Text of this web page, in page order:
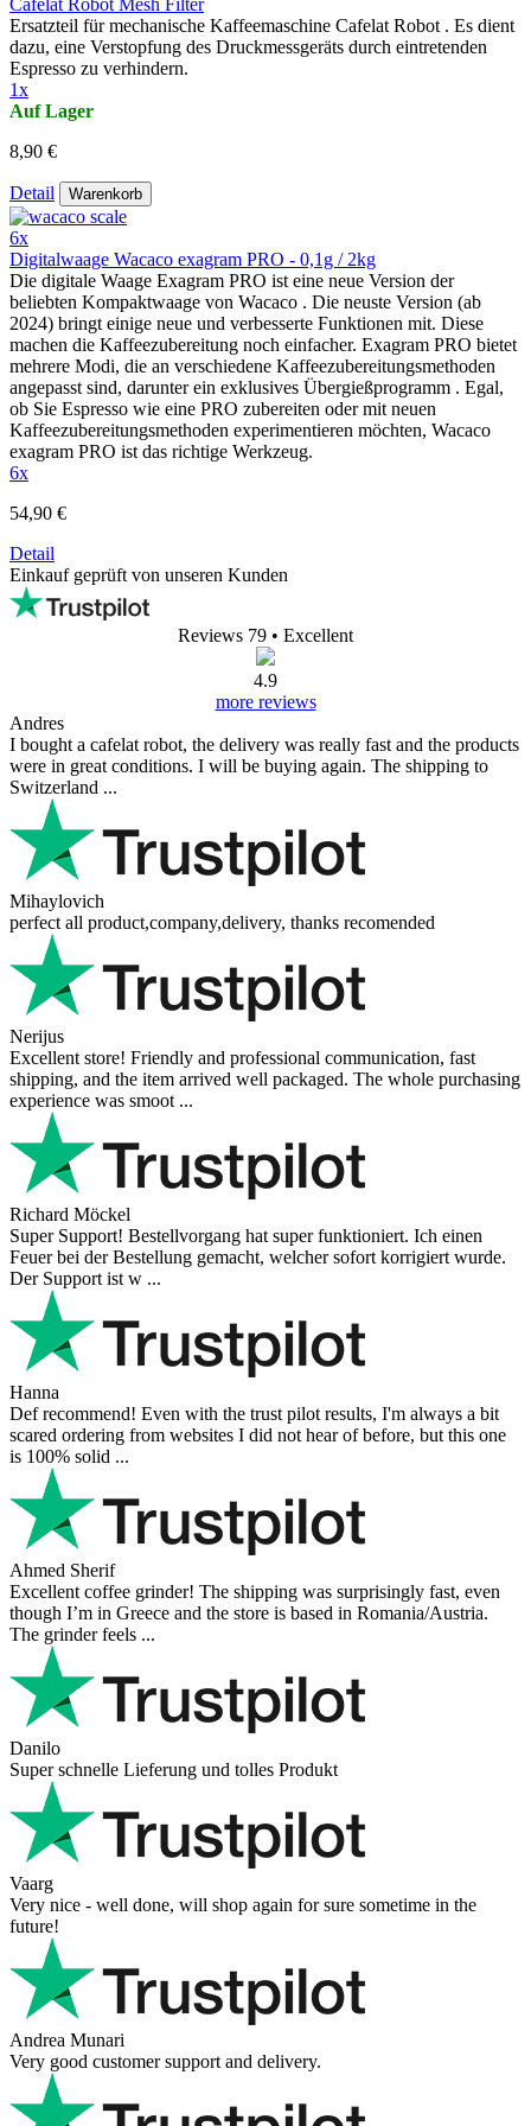
Cafelat Robot Mesh Filter
Ersatzteil für mechanische Kaffeemaschine Cafelat Robot . Es dient
dazu, eine Verstopfung des Druckmessgeräts durch eintretenden
Espresso zu verhindern.
1x
Auf Lager
8,90 €
Detail Warenkorb
6x
Digitalwaage Wacaco exagram PRO - 0,1g / 2kg
Die digitale Waage Exagram PRO ist eine neue Version der
beliebten Kompaktwaage von Wacaco . Die neuste Version (ab
2024) bringt einige neue und verbesserte Funktionen mit. Diese
machen die Kaffeezubereitung noch einfacher. Exagram PRO bietet
mehrere Modi, die an verschiedene Kaffeezubereitungsmethoden
angepasst sind, darunter ein exklusives Übergießprogramm . Egal,
ob Sie Espresso wie eine PRO zubereiten oder mit neuen
Kaffeezubereitungsmethoden experimentieren möchten, Wacaco
exagram PRO ist das richtige Werkzeug.
6x
54,90 €
Detail
Einkauf geprüft von unseren Kunden
Reviews 79 • Excellent
4.9
more reviews
Andres
I bought a cafelat robot, the delivery was really fast and the products
were in great conditions. I will be buying again. The shipping to
Switzerland ...
Mihaylovich
perfect all product,company,delivery, thanks recomended
Nerijus
Excellent store! Friendly and professional communication, fast
shipping, and the item arrived well packaged. The whole purchasing
experience was smoot ...
Richard Möckel
Super Support! Bestellvorgang hat super funktioniert. Ich einen
Feuer bei der Bestellung gemacht, welcher sofort korrigiert wurde.
Der Support ist w ...
Hanna
Def recommend! Even with the trust pilot results, I'm always a bit
scared ordering from websites I did not hear of before, but this one
is 100% solid ...
Ahmed Sherif
Excellent coffee grinder! The shipping was surprisingly fast, even
though I’m in Greece and the store is based in Romania/Austria.
The grinder feels ...
Danilo
Super schnelle Lieferung und tolles Produkt
Vaarg
Very nice - well done, will shop again for sure sometime in the
future!
Andrea Munari
Very good customer support and delivery.